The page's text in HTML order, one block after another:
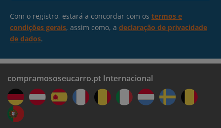
Com o registro, estará a concordar com os termos e
condições gerais, assim como, a declaração de privacidade
de dados.
compramososeucarro.pt Internacional